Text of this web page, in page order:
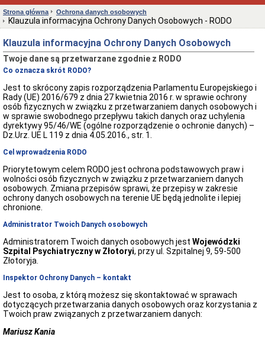
Usługi
Roboty
budowlane
Zamówienia
z
Wolnej
Ręki
Zapytania
ofertowe
Deklaracja
dostępności
Deklaracja
INFORMACJE
O
SZPITALU
Dane
teleadresowe
Dyrekcja
Szpitala
i
Poradnie
Szpitalne
Komórki
Raport
o
zapewniania
Strona główna Ochrona danych osobowych
Klauzula informacyjna Ochrony Danych Osobowych - RODO
Klauzula informacyjna Ochrony Danych Osobowych
Twoje dane są przetwarzane zgodnie z RODO
Co oznacza skrót RODO?
Jest to skrócony zapis rozporządzenia Parlamentu Europejskiego i
Rady (UE) 2016/679 z dnia 27 kwietnia 2016 r. w sprawie ochrony
osób fizycznych w związku z przetwarzaniem danych osobowych i
w sprawie swobodnego przepływu takich danych oraz uchylenia
dyrektywy 95/46/WE (ogólne rozporządzenie o ochronie danych) –
Dz.Urz. UE L 119 z dnia 4.05.2016., str. 1.
Cel wprowadzenia RODO
Priorytetowym celem RODO jest ochrona podstawowych praw i
wolności osób fizycznych w związku z przetwarzaniem danych
osobowych. Zmiana przepisów sprawi, że przepisy w zakresie
ochrony danych osobowych na terenie UE będą jednolite i lepiej
chronione.
Administrator Twoich Danych osobowych
Administratorem Twoich danych osobowych jest Wojewódzki
Szpital Psychiatryczny w Złotoryi, przy ul. Szpitalnej 9, 59-500
Złotoryja.
Inspektor Ochrony Danych – kontakt
Jest to osoba, z którą możesz się skontaktować w sprawach
dotyczących przetwarzania danych osobowych oraz korzystania z
Twoich praw związanych z przetwarzaniem danych:
Mariusz Kania